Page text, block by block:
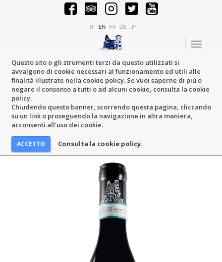
Questo sito o gli strumenti terzi da questo utilizzati si
avvalgono di cookie necessari al funzionamento ed utili alle
finalità illustrate nella cookie policy. Se vuoi saperne di più o
negare il consenso a tutti o ad alcuni cookie, consulta la cookie
policy.
Chiudendo questo banner, scorrendo questa pagina, cliccando
su un link o proseguendo la navigazione in altra maniera,
acconsenti all’uso dei cookie.
Consulta la cookie policy.
Toggle